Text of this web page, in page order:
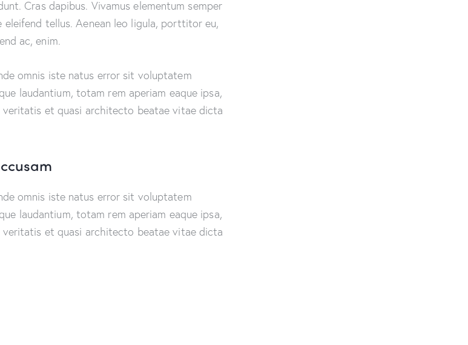
Cras dapibus. Vivamus elementum semper
eleifend tellus. Aenean leo ligula, porttitor eu,
ac, enim.
omnis iste natus error sit voluptatem
laudantium, totam rem aperiam eaque ipsa,
veritatis et quasi architecto beatae vitae dicta
omnis iste natus error sit voluptatem
laudantium, totam rem aperiam eaque ipsa,
veritatis et quasi architecto beatae vitae dicta